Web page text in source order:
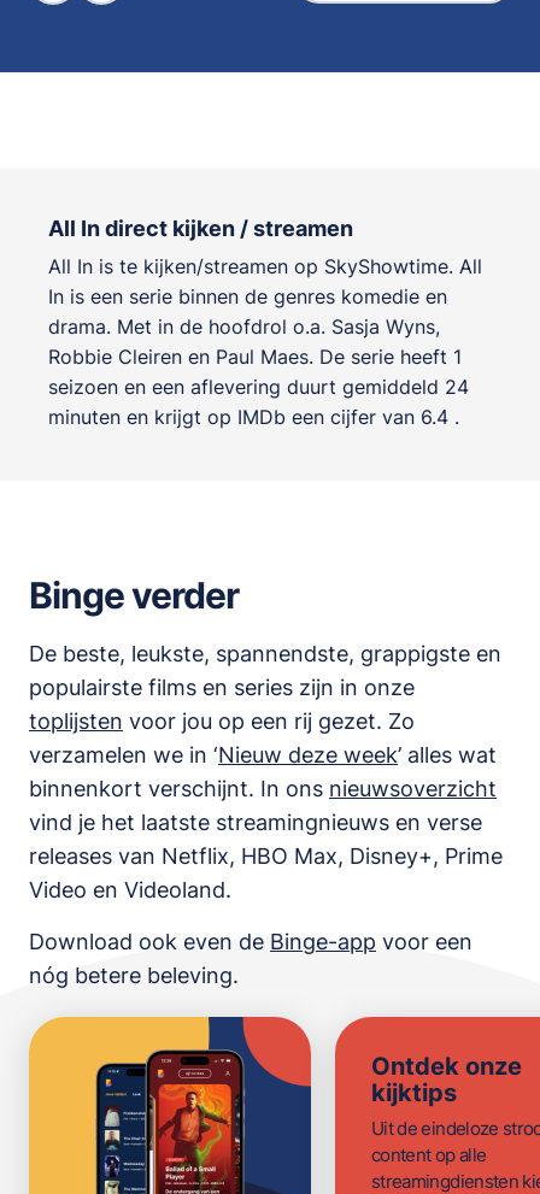
All In direct kijken / streamen
All In is te kijken/streamen op SkyShowtime. All
In is een serie binnen de genres komedie en
drama. Met in de hoofdrol o.a. Sasja Wyns,
Robbie Cleiren en Paul Maes. De serie heeft 1
seizoen en een aflevering duurt gemiddeld 24
minuten en krijgt op IMDb een cijfer van 6.4 .
Binge verder
De beste, leukste, spannendste, grappigste en
populairste films en series zijn in onze
toplijsten voor jou op een rij gezet. Zo
verzamelen we in ‘Nieuw deze week’ alles wat
binnenkort verschijnt. In ons nieuwsoverzicht
vind je het laatste streamingnieuws en verse
releases van Netflix, HBO Max, Disney+, Prime
Video en Videoland.
Download ook even de Binge-app voor een
nóg betere beleving.
Ontdek onze
kijktips
Uit de eindeloze
content op alle
streamingdiensten